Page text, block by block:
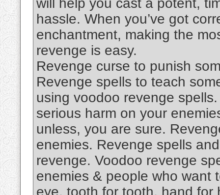
will help you cast a potent,
hassle. When you’ve got
enchantment, making the
revenge is easy.
Revenge curse to punish
Revenge spells to teach
using voodoo revenge
serious harm on your
unless, you are sure.
enemies. Revenge spells
revenge. Voodoo revenge
enemies & people who want